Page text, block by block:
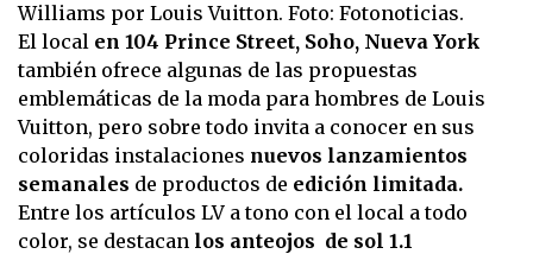
Williams por Louis Vuitton. Foto: Fotonoticias.
El local en 104 Prince Street, Soho, Nueva York
también ofrece algunas de las propuestas
emblemáticas de la moda para hombres de Louis
Vuitton, pero sobre todo invita a conocer en sus
coloridas instalaciones nuevos lanzamientos
semanales de productos de edición limitada.
Entre los artículos LV a tono con el local a todo
color, se destacan los anteojos de sol 1.1